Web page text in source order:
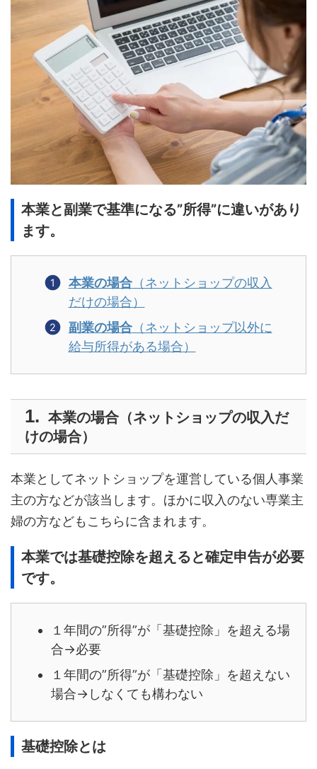
本業と副業で基準になる”所得”に違いがあり
ます。
本業の場合（ネットショップの収入
だけの場合）
副業の場合（ネットショップ以外に
給与所得がある場合）
本業の場合（ネットショップの収入だ
けの場合）
本業としてネットショップを運営している個人事業
主の方などが該当します。ほかに収入のない専業主
婦の方などもこちらに含まれます。
本業では基礎控除を超えると確定申告が必要
です。
１年間の”所得”が「基礎控除」を超える場
合→必要
１年間の”所得”が「基礎控除」を超えない
場合→しなくても構わない
基礎控除とは